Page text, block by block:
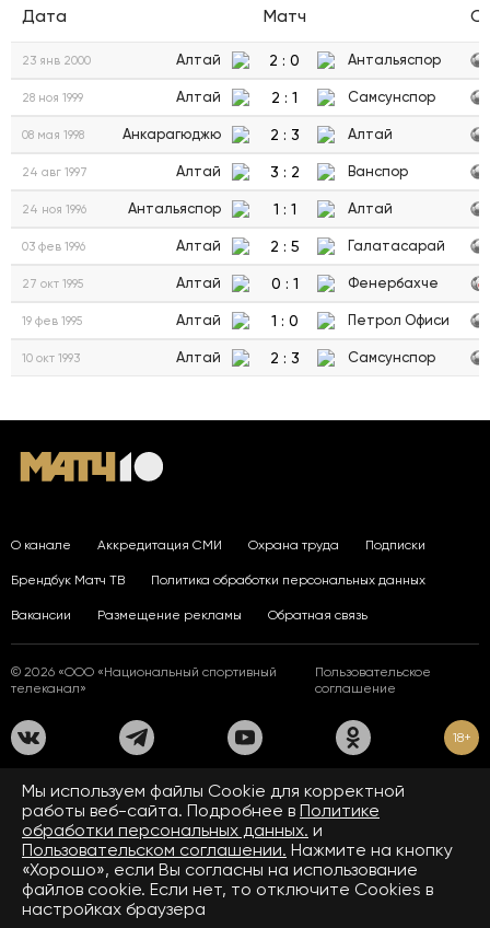
Дата Матч
23 янв 2000 Алтай 2 : 0 Антальяспор
28 ноя 1999 Алтай 2 : 1 Самсунспор
08 мая 1998 Анкарагюджю 2 : 3 Алтай
24 авг 1997 Алтай 3 : 2 Ванспор
24 ноя 1996 Антальяспор 1 : 1 Алтай
03 фев 1996 Алтай 2 : 5 Галатасарай
27 окт 1995 Алтай 0 : 1 Фенербахче
19 фев 1995 Алтай 1 : 0 Петрол Офиси
10 окт 1993 Алтай 2 : 3 Самсунспор
О канале Аккредитация СМИ Охрана труда Подписки
Брендбук Матч ТВ Политика обработки персональных данных
Вакансии Размещение рекламы Обратная связь
© 2026 «ООО «Национальный спортивный
телеканал»
Пользовательское
соглашение
18+
На сайте применяются рекомендательные технологии. Подробнее
Правилах применения рекомендательных технологий.
Средство массовой информации сетевое издание «www.matchtv.ru»
зарегистрировано Федеральной службой по надзору в сфере связи,
информационных технологий и массовых коммуникаций (Роскомнадзор).
Свидетельство о регистрации средства массовой информации ЭЛ № ФС 77 - 72390
от 28.02.2018. Название — www.matchtv.ru.
Учредитель (соучредители) СМИ сетевого издания «www.matchtv.ru»: ООО
«Национальный спортивный телеканал», главный редактор СМИ сетевого издания
Мы используем файлы Сookie для корректной
работы веб-сайта. Подробнее в Политике
обработки персональных данных. и
Пользовательском соглашении. Нажмите на кнопку
«Хорошо», если Вы согласны на использование
файлов cookie. Если нет, то отключите Cookies в
настройках браузера